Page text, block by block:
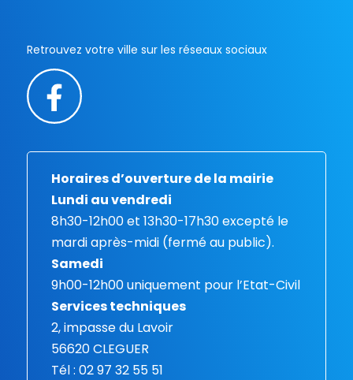
Retrouvez votre ville sur les réseaux sociaux
Horaires d’ouverture de la mairie
Lundi au vendredi
8h30-12h00 et 13h30-17h30 excepté le
mardi après-midi (fermé au public).
Samedi
9h00-12h00 uniquement pour l’Etat-Civil
Services techniques
2, impasse du Lavoir
56620 CLEGUER
Tél : 02 97 32 55 51